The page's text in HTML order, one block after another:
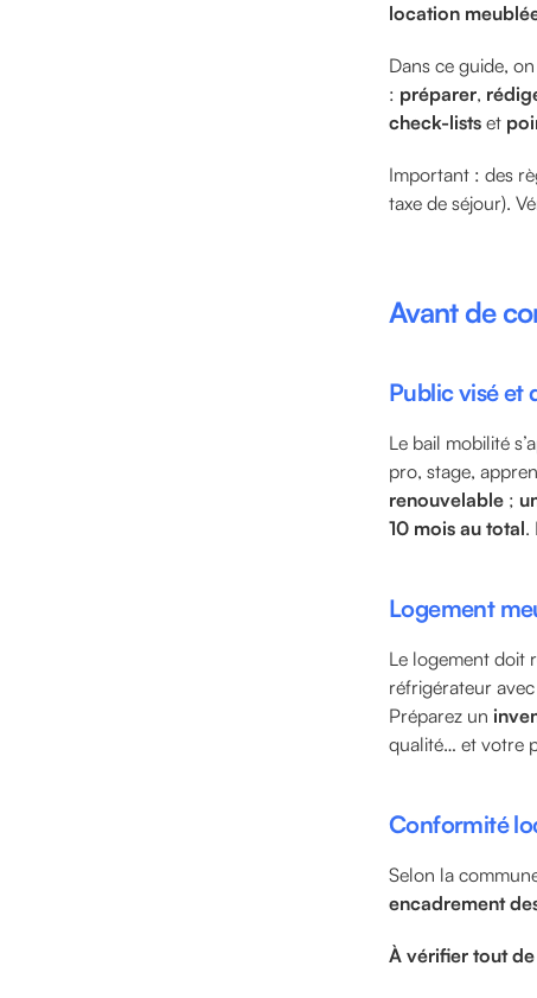
location
Dans ce guide,
: préparer,
check-lists et
Important : des
taxe de séjour).
Avant de
Public visé et
Le bail mobilité
pro, stage,
renouvelable ;
10 mois au total.
Logement
Le logement doit
réfrigérateur
Préparez un
qualité… et votre
Conformité
Selon la
encadrement
À vérifier tout